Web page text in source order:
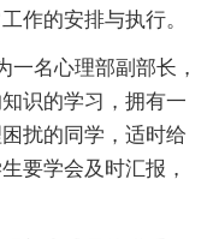
作的安排与执行。
一名心理部副部长，
识的学习，拥有一
扰的同学，适时给
要学会及时汇报，